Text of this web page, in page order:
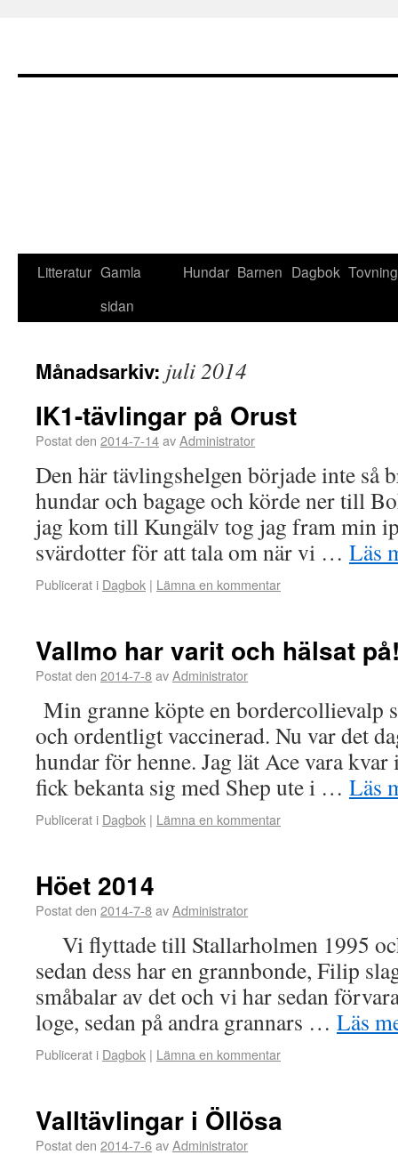
Litteratur Gamla
sidan
Hundar Barnen Dagbok Tovning
Månadsarkiv: juli 2014
IK1-tävlingar på Orust
Postat den 2014-7-14avAdministrator
Den här tävlingshelgen började inte så
hundar och bagage och körde ner till
jag kom till Kungälv tog jag fram min
svärdotter för att tala om när vi … Läs
Publicerat i Dagbok | Lämna en kommentar
Vallmo har varit och hälsat
Postat den 2014-7-8avAdministrator
Min granne köpte en bordercollievalp
och ordentligt vaccinerad. Nu var det
hundar för henne. Jag lät Ace vara
fick bekanta sig med Shep ute i … Läs
Publicerat i Dagbok | Lämna en kommentar
Höet 2014
Postat den 2014-7-8avAdministrator
Vi flyttade till Stallarholmen 1995
sedan dess har en grannbonde, Filip
småbalar av det och vi har sedan
loge, sedan på andra grannars … Läs
Publicerat i Dagbok | Lämna en kommentar
Valltävlingar i Öllösa
Postat den 2014-7-6avAdministrator